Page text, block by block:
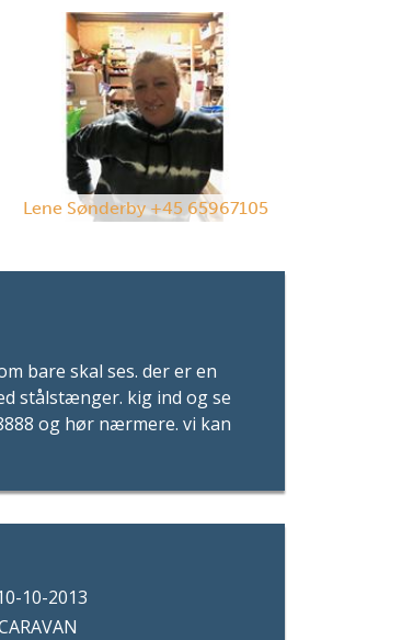
Lene Sønderby +45 65967105
bare skal ses. der er en
stålstænger. kig ind og se
og hør nærmere. vi kan
10-2013